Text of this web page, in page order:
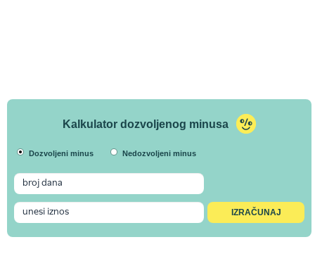
Kalkulator dozvoljenog minusa
Dozvoljeni minus Nedozvoljeni minus